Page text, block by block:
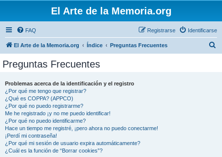
El Arte de la Memoria.org
FAQ Identificarse
Registrarse
El Arte de la Memoria.org Índice Preguntas Frecuentes
Preguntas Frecuentes
Problemas acerca de la identificación y el registro
¿Por qué me tengo que registrar?
¿Qué es COPPA? (APPCO)
¿Por qué no puedo registrarme?
Me he registrado ¡y no me puedo identificar!
¿Por qué no puedo identificarme?
Hace un tiempo me registré, ¡pero ahora no puedo conectarme!
¡Perdí mi contraseña!
¿Por qué mi sesión de usuario expira automáticamente?
¿Cuál es la función de “Borrar cookies”?